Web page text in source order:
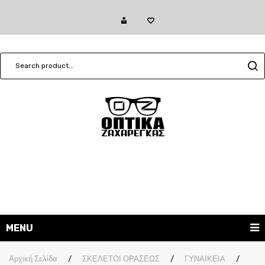
MENU
ΓΥΑΛΙΑ ΗΛΙΟΥ
Αρχική Σελίδα / ΣΚΕΛΕΤΟΙ ΟΡΑΣΕΩΣ / ΓΥΝΑΙΚΕΙΑ
/